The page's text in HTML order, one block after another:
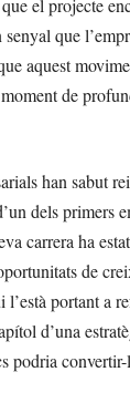
el projecte
que
aquest
de
han sabut
dels primers
carrera ha
de
portant a
d’una
podria